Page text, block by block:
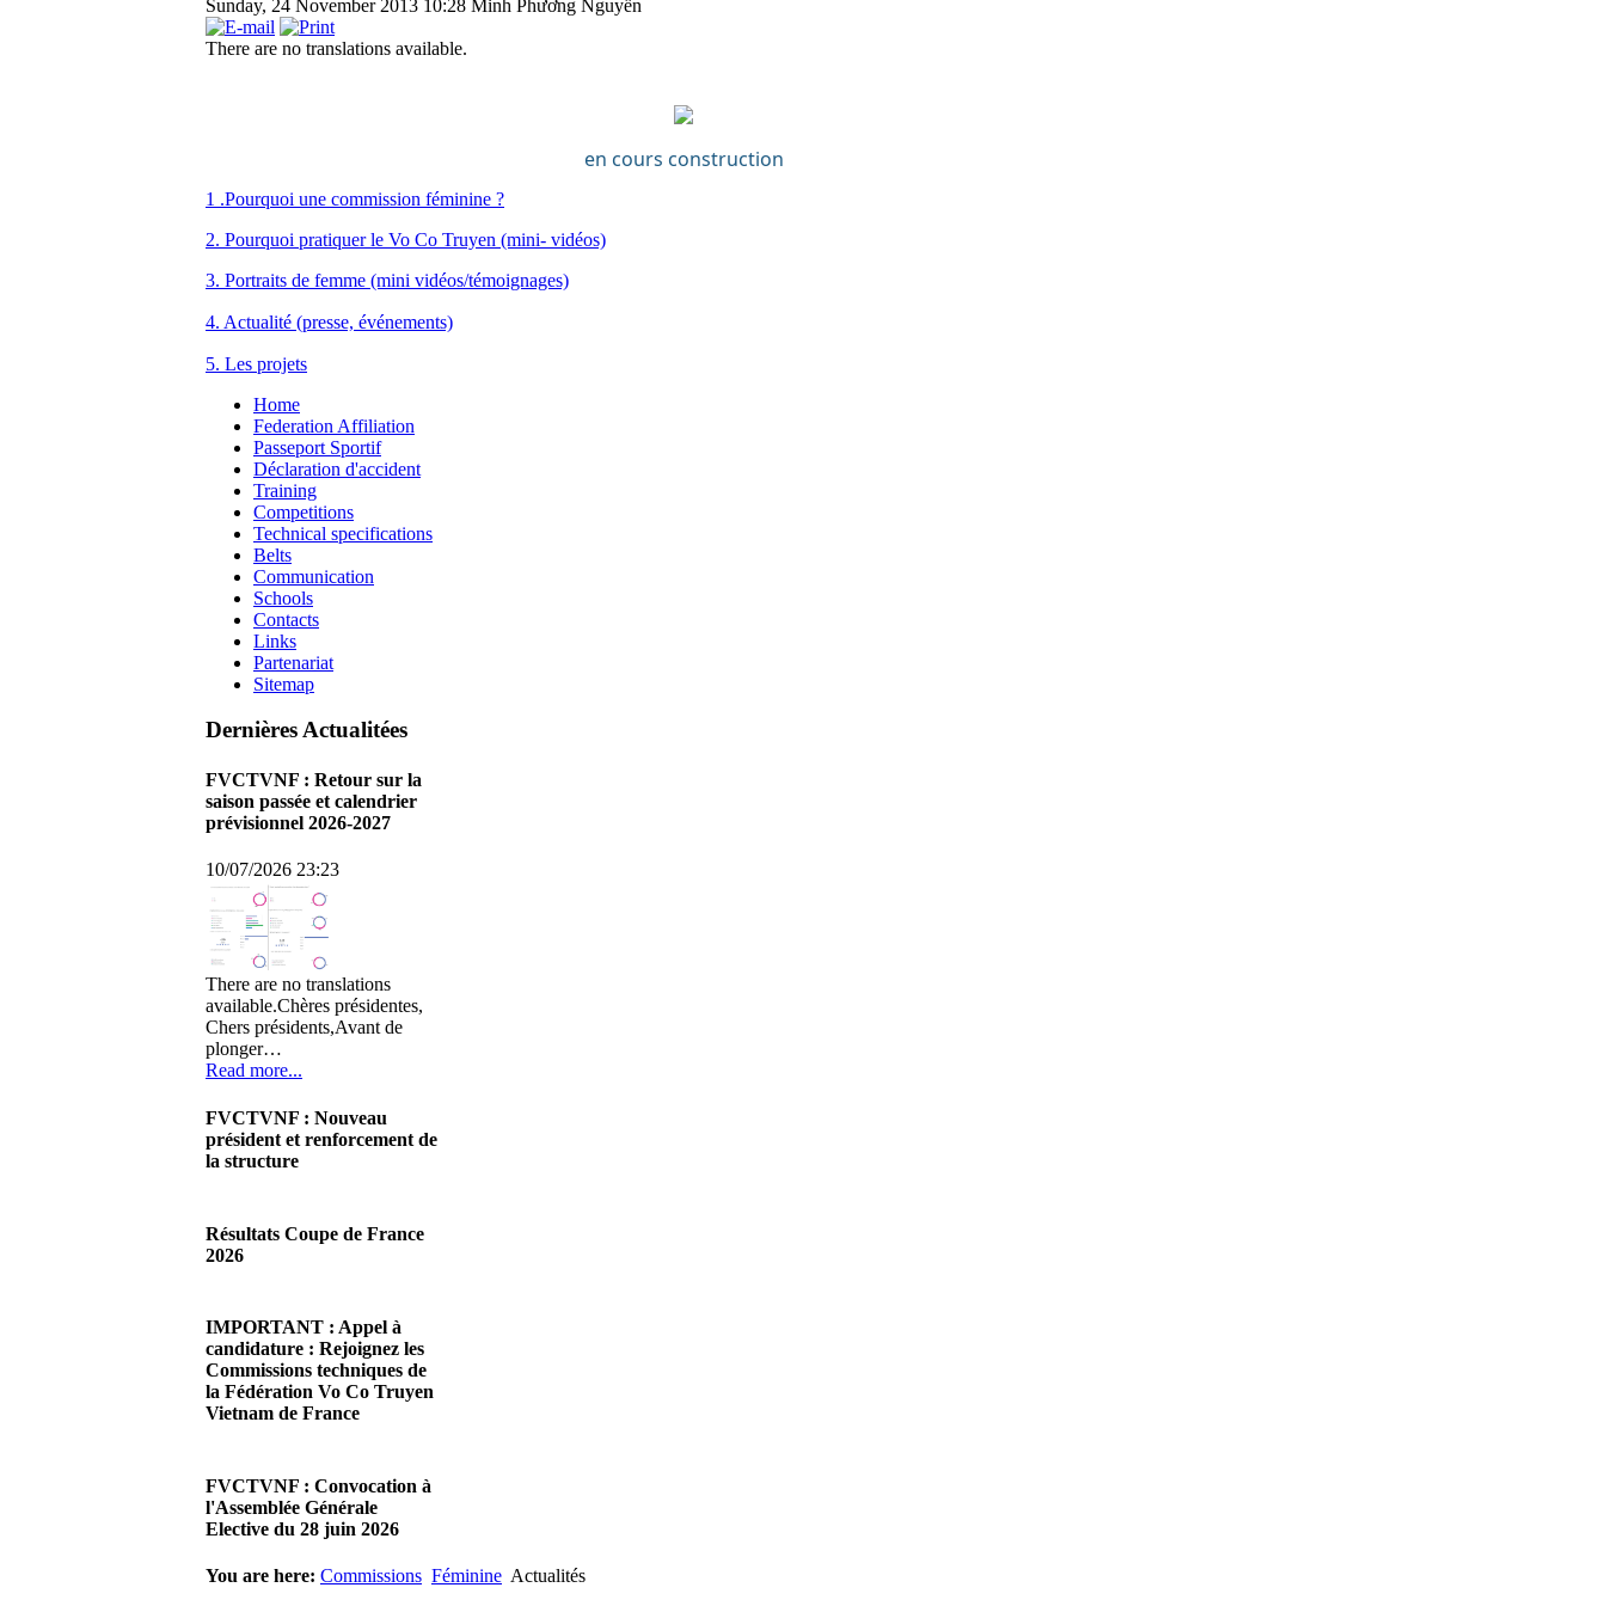
Sunday, 24 November 2013 10:28 Minh Phương Nguyễn
There are no translations available.
en cours construction
1 .Pourquoi une commission féminine ?
2. Pourquoi pratiquer le Vo Co Truyen (mini- vidéos)
3. Portraits de femme (mini vidéos/témoignages)
4. Actualité (presse, événements)
5. Les projets
Home
Federation Affiliation
Passeport Sportif
Déclaration d'accident
Training
Competitions
Technical specifications
Belts
Communication
Schools
Contacts
Links
Partenariat
Sitemap
Dernières Actualitées
FVCTVNF : Retour sur la
saison passée et calendrier
prévisionnel 2026-2027
10/07/2026 23:23
There are no translations
available.Chères présidentes,
Chers présidents,Avant de
plonger…
Read more...
FVCTVNF : Nouveau
président et renforcement de
la structure
There are no translations
available.Chères Présidentes,
Read more...
Résultats Coupe de France
2026
There are no translations
available.Cliquez sur ce lien
pour accéder aux résultats
Read more...
IMPORTANT : Appel à
candidature : Rejoignez les
Commissions techniques de
la Fédération Vo Co Truyen
Vietnam de France
There are no translations
available.Madame la
Présidente, Monsieur le
Read more...
FVCTVNF : Convocation à
l'Assemblée Générale
Elective du 28 juin 2026
23/05/2026 23:00
You are here: Commissions Féminine Actualités